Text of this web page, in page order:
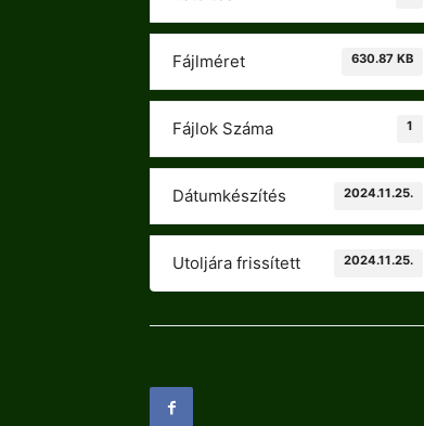
Fájlméret 630.87 KB
Fájlok Száma 1
Dátumkészítés 2024.11.25.
Utoljára frissített 2024.11.25.